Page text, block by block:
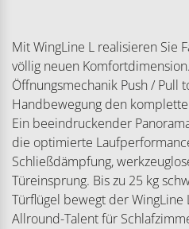
Mit WingLine L realisieren Sie
völlig neuen
Öffnungsmechanik Push / Pull
Handbewegung den
Ein beeindruckender
die optimierte
Schließdämpfung,
Türeinsprung. Bis zu 25 kg
Türflügel bewegt der WingLine
Allround-Talent für